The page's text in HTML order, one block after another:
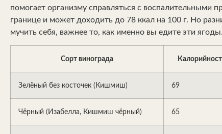
помогает организму справляться с воспалительными
границе и может доходить до 78 ккал на 100 г. Но
мучить себя, важнее то, как именно вы едите эти ягоды.
Сорт винограда
Зелёный без косточек (Кишмиш) 69
Чёрный (Изабелла, Кишмиш чёрный) 65